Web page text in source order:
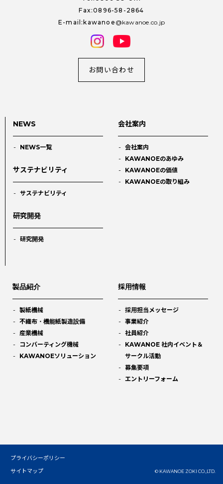
Fax:0896-58-2864
E-mail:kawanoe
kawanoe.co.jp
お問い合わせ
NEWS
NEWS一覧
サステナビリティ
サステナビリティ
研究開発
研究開発
会社案内
会社案内
KAWANOEのあゆみ
KAWANOEの価値
KAWANOEの取り組み
製品紹介
製紙機械
不織布・機能紙製造設備
産業機械
コンバーティング機械
KAWANOEソリューション
採用情報
採用担当メッセージ
事業紹介
社員紹介
KAWANOE 社内イベント＆
サークル活動
募集要項
エントリーフォーム
プライバシーポリシー
サイトマップ
© KAWANOE ZOKI CO.,LTD.